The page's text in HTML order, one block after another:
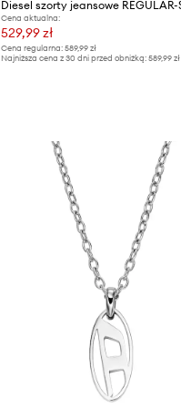
Cena aktualna:
529,99 zł
Cena regularna: 589,99 zł
Najniższa cena z 30 dni przed obniżką: 589,99 zł